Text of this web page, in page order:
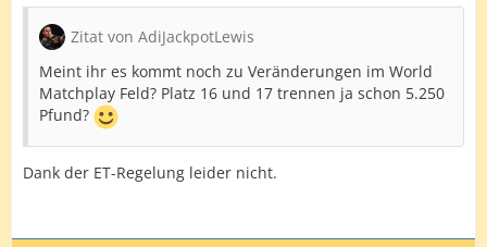
Zitat von AdiJackpotLewis
Meint ihr es kommt noch zu Veränderungen im World
Matchplay Feld? Platz 16 und 17 trennen ja schon 5.250
Pfund?
Dank der ET-Regelung leider nicht.